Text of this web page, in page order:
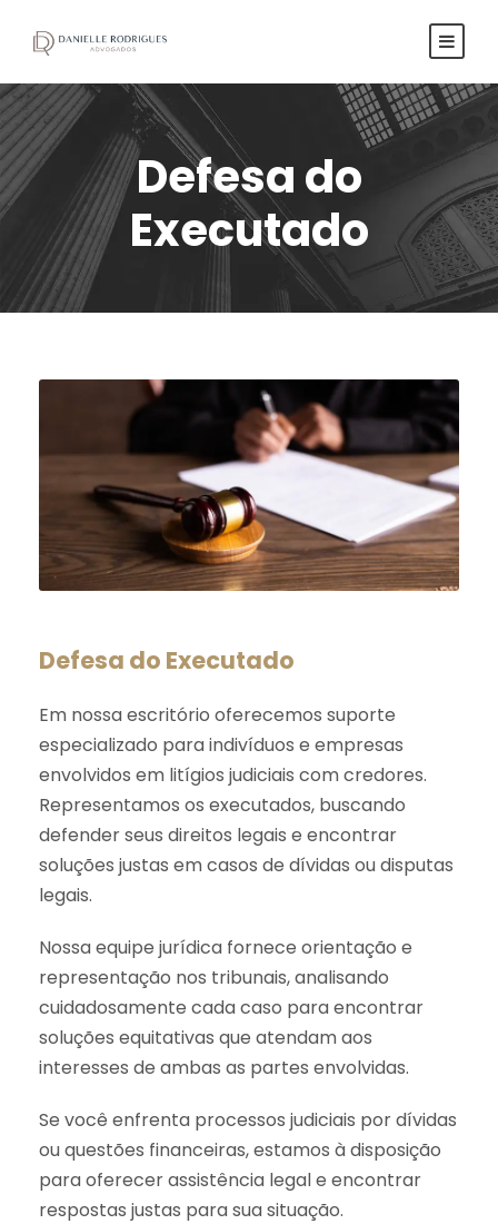
Defesa do
Executado
Defesa do Executado
Em nossa escritório oferecemos suporte
especializado para indivíduos e empresas
envolvidos em litígios judiciais com credores.
Representamos os executados, buscando
defender seus direitos legais e encontrar
soluções justas em casos de dívidas ou disputas
legais.
Nossa equipe jurídica fornece orientação e
representação nos tribunais, analisando
cuidadosamente cada caso para encontrar
soluções equitativas que atendam aos
interesses de ambas as partes envolvidas.
Se você enfrenta processos judiciais por dívidas
ou questões financeiras, estamos à disposição
para oferecer assistência legal e encontrar
respostas justas para sua situação.